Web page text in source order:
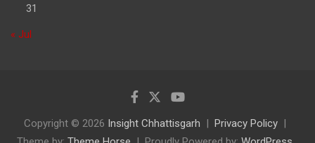
31
« Jul
Copyright © 2026 Insight Chhattisgarh
Privacy Policy